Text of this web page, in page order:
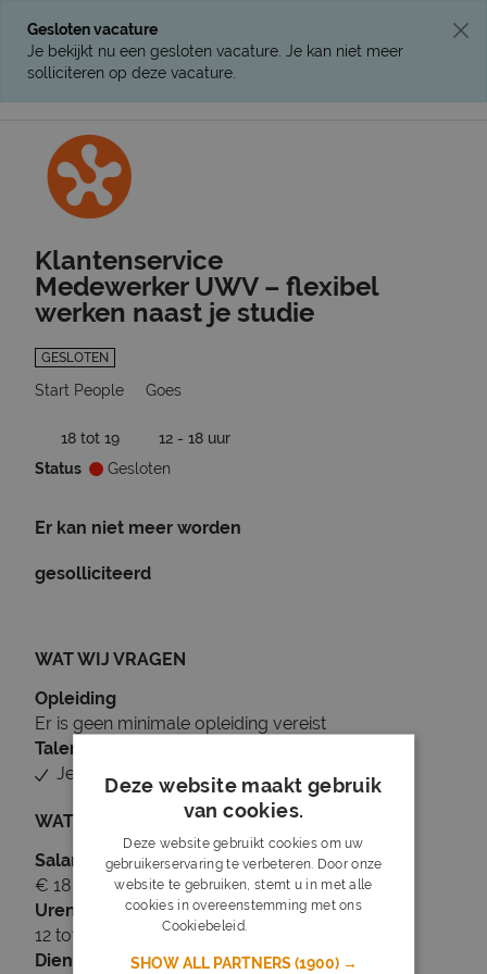
Gesloten vacature
Je bekijkt nu een gesloten vacature. Je kan niet meer
solliciteren op deze vacature.
Klantenservice
Medewerker UWV – flexibel
werken naast je studie
GESLOTEN
Start People Goes
18 tot 19
12 - 18 uur
Status
Gesloten
Er kan niet meer worden
gesolliciteerd
WAT WIJ VRAGEN
Opleiding
Er is geen minimale opleiding vereist
Talen
Je beheerst Nederlands
WAT WIJ BIEDEN
Salaris
€ 18 tot € 19
Uren
12 tot 18 uur per week
Dienstverband
Deze website maakt gebruik
van cookies.
Deze website gebruikt cookies om uw
gebruikerservaring te verbeteren. Door onze
website te gebruiken, stemt u in met alle
cookies in overeenstemming met ons
Cookiebeleid.
SHOW ALL PARTNERS(1900) →